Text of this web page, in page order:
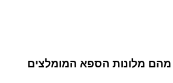
מלונות הספא המומלצים